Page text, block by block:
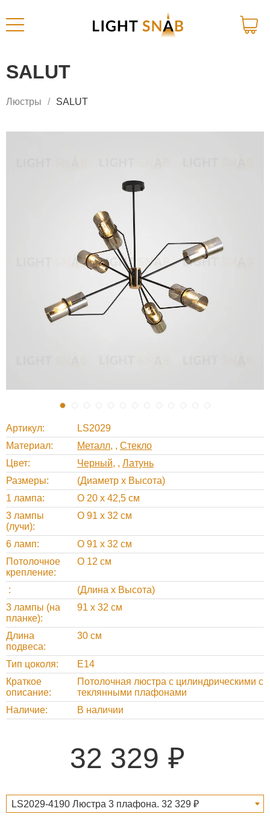
SALUT
Люстры SALUT
Артикул
LS2029
Материал
Металл , Стекло
Цвет
Черный , Латунь
Размеры
(Диаметр х Высота)
1 лампа
O 20 х 42,5 см
3 лампы
(лучи)
O 91 х 32 см
6 ламп
O 91 х 32 см
Потолочное
крепление
O 12 см
(Длина х Высота)
3 лампы (на
планке)
91 х 32 см
Длина
подвеса
30 см
Тип цоколя
E14
Краткое
описание
Потолочная люстра с цилиндрическими с
теклянными плафонами
Наличие
В наличии
32 329
LS2029-4190 Люстра 3 плафона. 32 329 ₽